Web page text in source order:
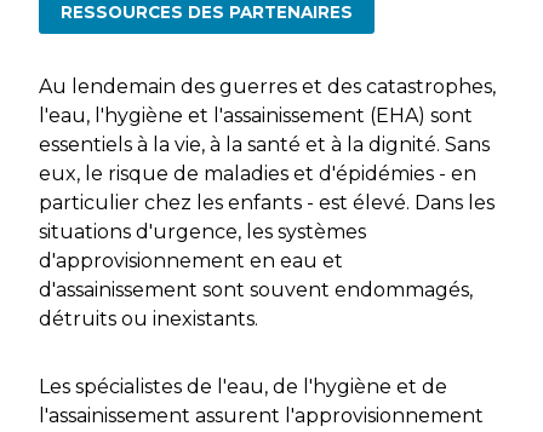
RESSOURCES DES PARTENAIRES
Au lendemain des guerres et des catastrophes,
l'eau, l'hygiène et l'assainissement (EHA) sont
essentiels à la vie, à la santé et à la dignité. Sans
eux, le risque de maladies et d'épidémies - en
particulier chez les enfants - est élevé. Dans les
situations d'urgence, les systèmes
d'approvisionnement en eau et
d'assainissement sont souvent endommagés,
détruits ou inexistants.
Les spécialistes de l'eau, de l'hygiène et de
l'assainissement assurent l'approvisionnement